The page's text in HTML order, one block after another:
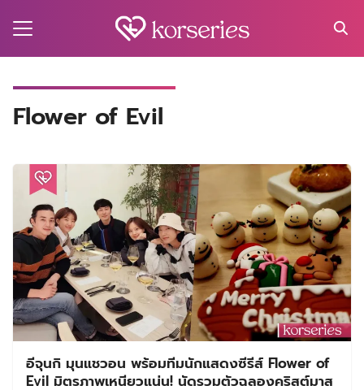
Flower of Evil
อีจุนกิ มุนแชวอน พร้อมทีมนักแสดงซีรีส์ Flower of
Evil มิตรภาพเหนียวแน่น! นัดรวมตัวฉลองคริสต์มาส